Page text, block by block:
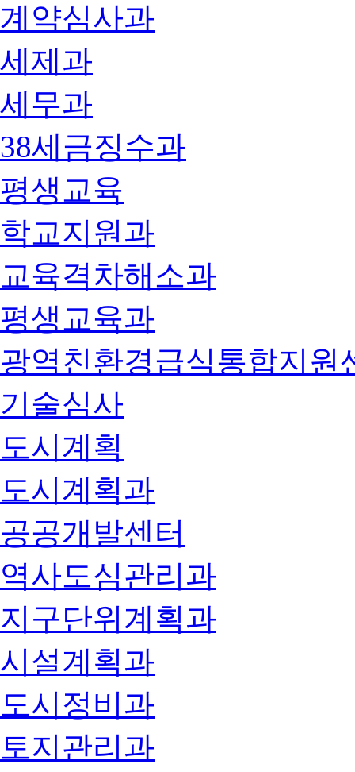
계약심사과
세제과
세무과
38세금징수과
평생교육
학교지원과
교육격차해소과
평생교육과
광역친환경급식통합지원
기술심사
도시계획
도시계획과
공공개발센터
역사도심관리과
지구단위계획과
시설계획과
도시정비과
토지관리과